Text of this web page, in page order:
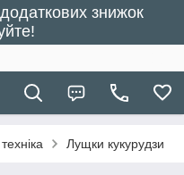
знижок
Лущки кукурудзи